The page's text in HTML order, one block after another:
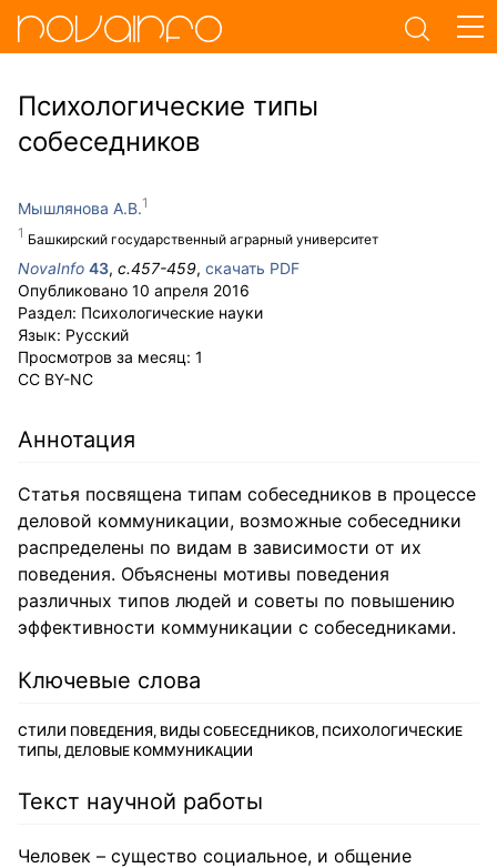
Психологические типы
собеседников
Мышлянова А.В.
Башкирский государственный аграрный университет
NovaInfo 43, с.457-459, скачать PDF
Опубликовано 10 апреля 2016
Раздел: Психологические науки
Язык: Русский
Просмотров за месяц: 1
CC BY-NC
Аннотация
Статья посвящена типам собеседников в процессе
деловой коммуникации, возможные собеседники
распределены по видам в зависимости от их
поведения. Объяснены мотивы поведения
различных типов людей и советы по повышению
эффективности коммуникации с собеседниками.
Ключевые слова
СТИЛИ ПОВЕДЕНИЯ, ВИДЫ СОБЕСЕДНИКОВ, ПСИХОЛОГИЧЕСКИЕ
ТИПЫ, ДЕЛОВЫЕ КОММУНИКАЦИИ
Текст научной работы
Человек – существо социальное, и общение